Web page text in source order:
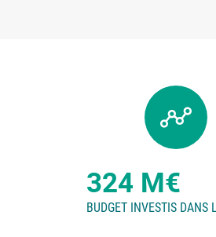
324 M€
BUDGET INVESTIS DANS